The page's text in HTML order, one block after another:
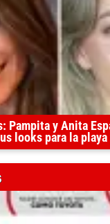
Pampita y Anita
looks para la